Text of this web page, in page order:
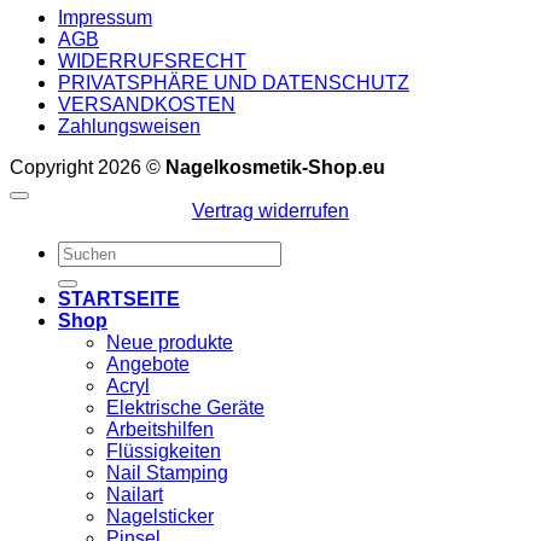
Impressum
AGB
WIDERRUFSRECHT
PRIVATSPHÄRE UND DATENSCHUTZ
VERSANDKOSTEN
Zahlungsweisen
Copyright 2026 © Nagelkosmetik-Shop.eu
Vertrag widerrufen
Suchen
nach:
STARTSEITE
Shop
Neue produkte
Angebote
Acryl
Elektrische Geräte
Arbeitshilfen
Flüssigkeiten
Nail Stamping
Nailart
Nagelsticker